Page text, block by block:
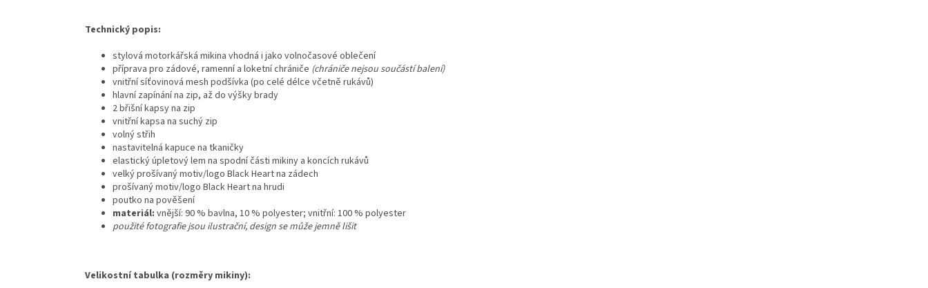
Technický popis:
stylová motorkářská mikina vhodná i jako volnočasové oblečení
příprava pro zádové, ramenní a loketní chrániče (chrániče nejsou součástí balení)
vnitřní síťovinová mesh podšívka (po celé délce včetně rukávů)
hlavní zapínání na zip, až do výšky brady
2 břišní kapsy na zip
vnitřní kapsa na suchý zip
volný střih
nastavitelná kapuce na tkaničky
elastický úpletový lem na spodní části mikiny a koncích rukávů
velký prošívaný motiv/logo Black Heart na zádech
prošívaný motiv/logo Black Heart na hrudi
poutko na pověšení
materiál: vnější: 90 % bavlna, 10 % polyester; vnitřní: 100 % polyester
použité fotografie jsou ilustrační, design se může jemně lišit
Velikostní tabulka (rozměry mikiny):